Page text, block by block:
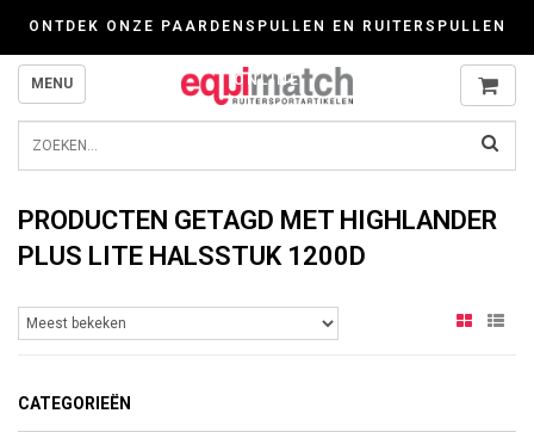
ONTDEK ONZE PAARDENSPULLEN EN RUITERSPULLEN
ONLINE
MENU
PRODUCTEN GETAGD MET HIGHLANDER
PLUS LITE HALSSTUK 1200D
CATEGORIEËN
Wij werken zorgvuldig met cookies. Kijk gerust voor meer informatie op onze